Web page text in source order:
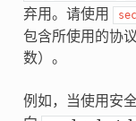
弃用。请使用
包含所使用的协
数）。
例如，当使用安